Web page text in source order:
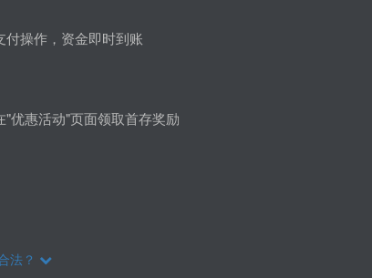
操作，资金即时到账
优惠活动"页面领取首存奖励
法？